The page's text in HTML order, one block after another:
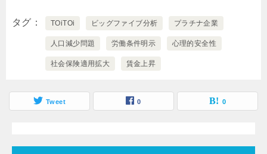
タグ TOiTOi ビッグファイブ分析 プラチナ企業
人口減少問題 労働条件明示 心理的安全性
社会保険適用拡大 賃金上昇
Tweet 0 0